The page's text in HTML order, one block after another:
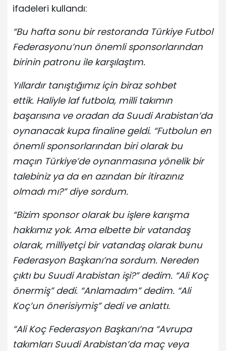
ifadeleri kullandı:
“Bu hafta sonu bir restoranda Türkiye Futbol
Federasyonu’nun önemli sponsorlarından
birinin patronu ile karşılaştım.
Yıllardır tanıştığımız için biraz sohbet
ettik. Haliyle laf futbola, milli takımın
başarısına ve oradan da Suudi Arabistan’da
oynanacak kupa finaline geldi. “Futbolun en
önemli sponsorlarından biri olarak bu
maçın Türkiye’de oynanmasına yönelik bir
talebiniz ya da en azından bir itirazınız
olmadı mı?” diye sordum.
“Bizim sponsor olarak bu işlere karışma
hakkımız yok. Ama elbette bir vatandaş
olarak, milliyetçi bir vatandaş olarak bunu
Federasyon Başkanı’na sordum. Nereden
çıktı bu Suudi Arabistan işi?” dedim. “Ali Koç
önermiş” dedi. “Anlamadım” dedim. “Ali
Koç’un önerisiymiş” dedi ve anlattı.
“Ali Koç Federasyon Başkanı’na “Avrupa
takımları Suudi Arabistan’da maç veya